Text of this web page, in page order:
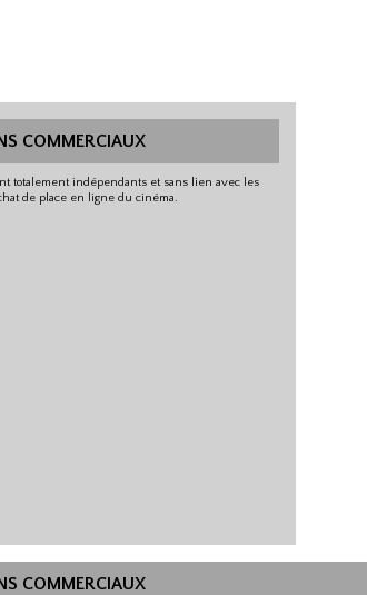
COMMERCIAUX
totalement indépendants et sans lien avec les
de place en ligne du cinéma.
COMMERCIAUX